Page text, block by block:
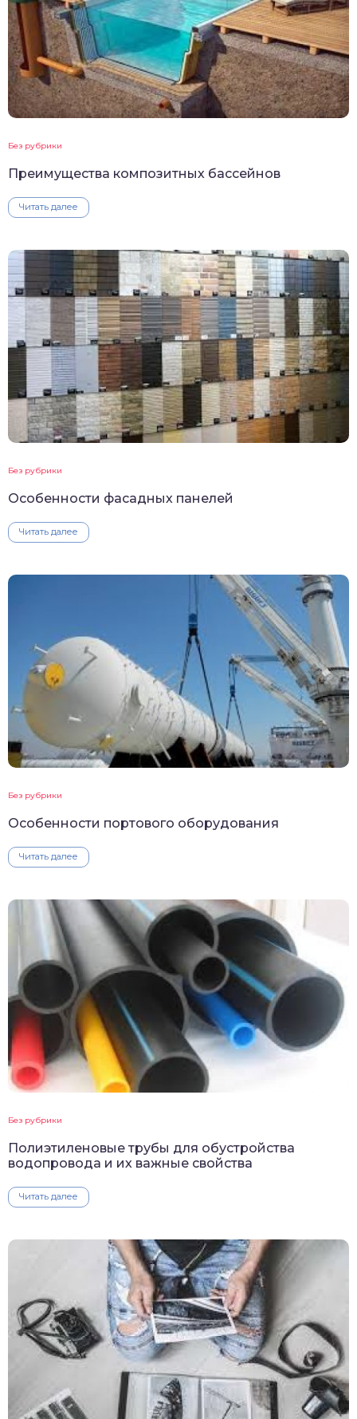
Без рубрики
Преимущества композитных бассейнов
Читать далее
Без рубрики
Особенности фасадных панелей
Читать далее
Без рубрики
Особенности портового оборудования
Читать далее
Без рубрики
Полиэтиленовые трубы для обустройства
водопровода и их важные свойства
Читать далее